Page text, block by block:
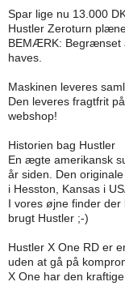
Spar lige nu 13.000
Hustler Zeroturn
BEMÆRK: Begrænset
haves.
Maskinen leveres
Den leveres fragtfrit
webshop!
Historien bag Hustler
En ægte amerikansk
år siden. Den
i Hesston, Kansas i
I vores øjne finder
brugt Hustler ;-)
Hustler X One RD er
uden at gå på
X One har den